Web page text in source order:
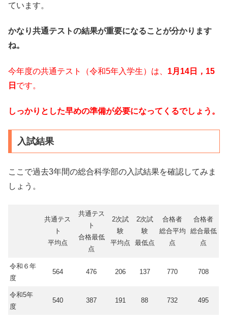
ています。
かなり共通テストの結果が重要になることが分かります
ね。
今年度の共通テスト（令和5年入学生）は、 1月14日，15
日 です。
しっかりとした早めの準備が必要になってくるでしょう。
入試結果
ここで過去3年間の総合科学部の入試結果を確認してみま
しょう。
共通テス
ト
平均点
共通テス
ト
合格最低
点
2次試
験
平均点
2次試
験
最低点
合格者
総合平均
点
合格者
総合最低
点
令和６年
度
564 476 206 137 770 708
令和5年
度
540 387 191 88 732 495